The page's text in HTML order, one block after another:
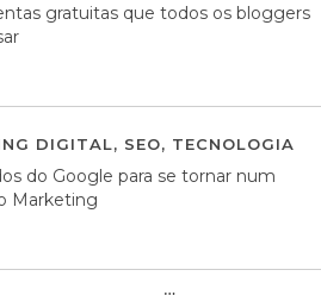
gratuitas que todos os bloggers
DIGITAL, SEO, TECNOLOGIA
do Google para se tornar num
Marketing